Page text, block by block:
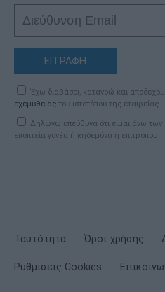
ΕΓΓΡΑΦΗ
Έχω διαβάσει, κατανοώ και
εχεμύθειας του ιστοτόπου της εταιρείας
Δηλώνω υπεύθυνα ότι είμαι άνω των
εποπτεία γονέα ή κηδεμόνα ή επιτρόπου
Ταυτότητα Όροι χρήσης
Ρυθμίσεις Cookies